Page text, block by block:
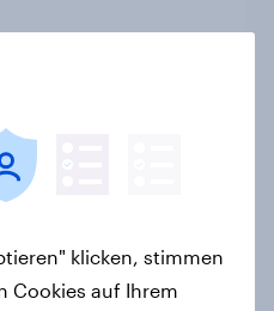
stärksten
allen Marken
klicken, stimmen
Cookies auf Ihrem